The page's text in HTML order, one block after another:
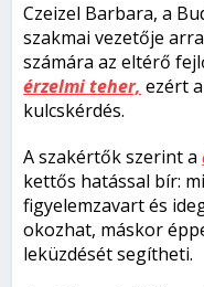
Czeizel Barbara, a
szakmai vezetője
számára az eltérő
érzelmi teher, ezért
kulcskérdés.
A szakértők szerint a
kettős hatással bír:
figyelemzavart és
okozhat, máskor
leküzdését segítheti.